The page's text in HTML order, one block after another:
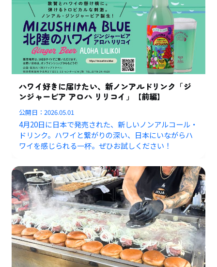
ハワイ好きに届けたい、新ノンアルドリンク「ジ
ンジャービア アロハ リリコイ」【前編】
公開日：2026.05.01
4月20日に日本で発売された、新しいノンアルコール・
ドリンク。ハワイと繋がりの深い、日本にいながらハ
ワイを感じられる一杯。ぜひお試しください！